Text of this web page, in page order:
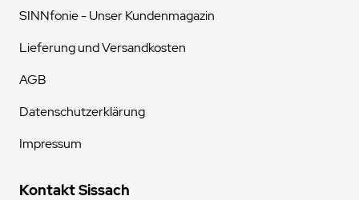
SINNfonie - Unser Kundenmagazin
Lieferung und Versandkosten
AGB
Datenschutzerklärung
Impressum
Kontakt Sissach